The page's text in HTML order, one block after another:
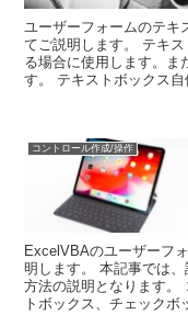
ユーザーフォームのテキ
てご説明します。 テキ
る場合に使用します。ま
す。 テキストボックス自
コントロール作成/操作
ExcelVBAのユーザーフ
明します。 本記事では
方法の説明となります。
トボックス、チェックボ